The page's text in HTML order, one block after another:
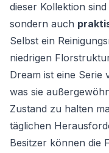
dieser Kollektion
sondern auch
Selbst ein
niedrigen
Dream ist eine Serie
was sie
Zustand zu halten
täglichen
Besitzer können die